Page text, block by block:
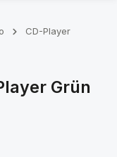
CD-Player
Sternen Grün